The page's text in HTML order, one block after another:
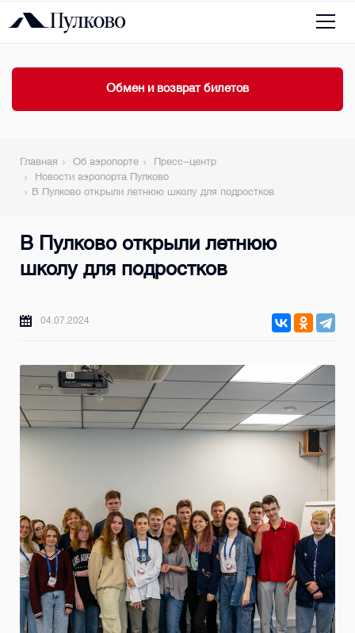
Обмен и возврат билетов
Главная Об аэропорте
Пресс-центр
Новости аэропорта Пулково
В Пулково открыли летнюю школу для подростков
В Пулково открыли летнюю
школу для подростков
04.07.2024